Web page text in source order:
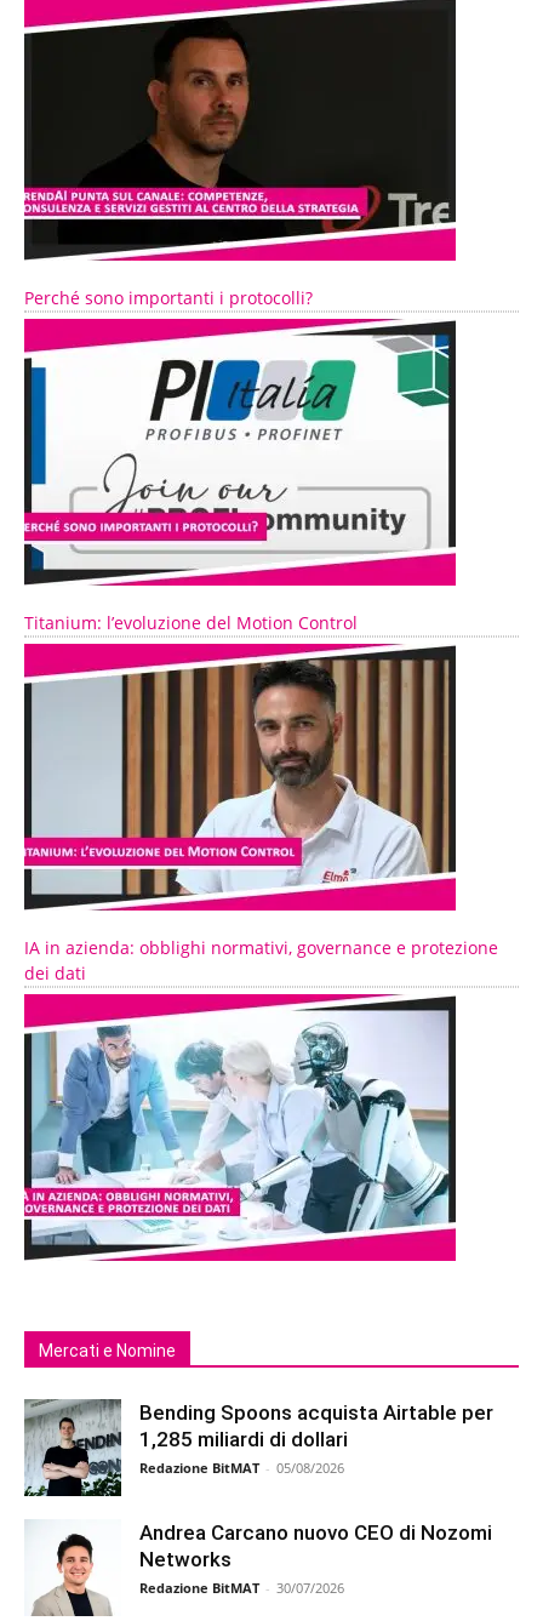
Perché sono importanti i protocolli?
Titanium: l’evoluzione del Motion Control
IA in azienda: obblighi normativi, governance e protezione
dei dati
Mercati e Nomine
Bending Spoons acquista Airtable per
1,285 miliardi di dollari
Redazione BitMAT - 05/08/2026
Andrea Carcano nuovo CEO di Nozomi
Networks
Redazione BitMAT - 30/07/2026